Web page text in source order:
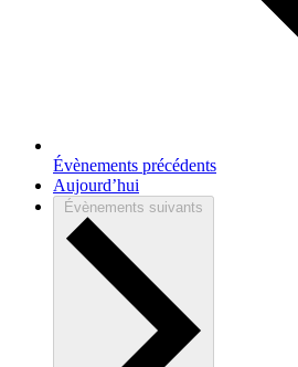
Évènements précédents
Aujourd’hui
Évènements suivants